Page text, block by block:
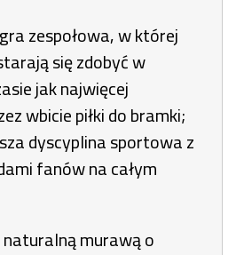
w
nowej
karcie
zespołowa, w której
się zdobyć w
jak najwięcej
wbicie piłki do bramki;
dyscyplina sportowa z
fanów na całym
murawą o